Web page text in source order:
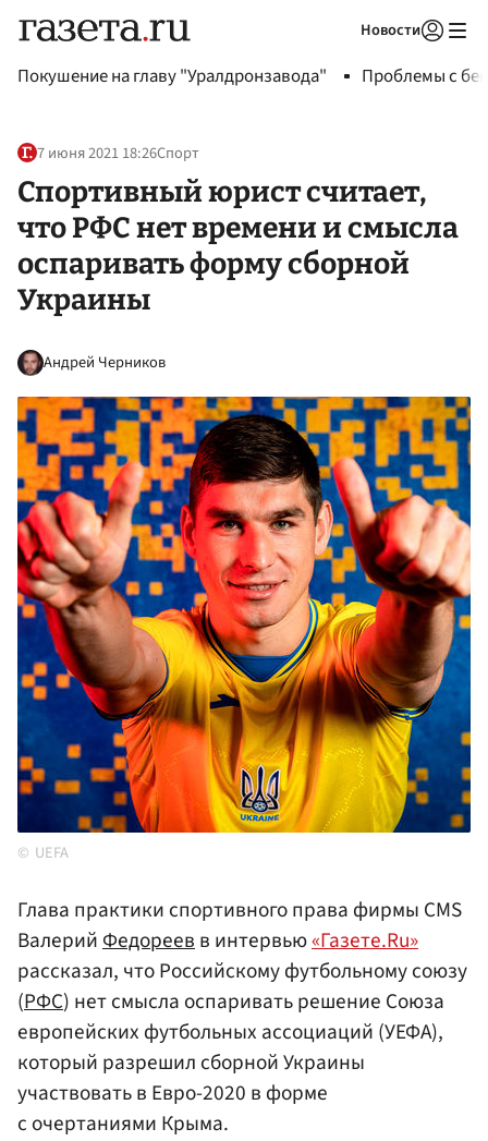
Новости
Покушение на главу "Уралдронзавода" Проблемы с
7 июня 2021 18:26Спорт
Спортивный юрист считает,
что РФС нет времени и смысла
оспаривать форму сборной
Украины
Андрей Черников
UEFA
Глава практики спортивного права фирмы CMS
ВалерийФедореевв интервью«Газете.Ru»
рассказал, что Российскому футбольному союзу
(РФС) нет смысла оспаривать решение Союза
европейских футбольных ассоциаций (УЕФА),
который разрешил сборной Украины
участвовать в Евро-2020 в форме
с очертаниями Крыма.